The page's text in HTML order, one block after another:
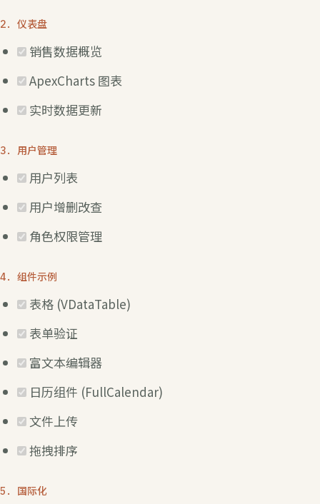
2. 仪表盘
销售数据概览
ApexCharts 图表
实时数据更新
3. 用户管理
用户列表
用户增删改查
角色权限管理
4. 组件示例
表格 (VDataTable)
表单验证
富文本编辑器
日历组件 (FullCalendar)
文件上传
拖拽排序
5. 国际化